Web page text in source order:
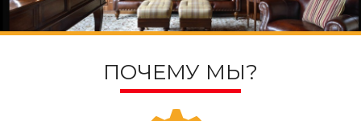
ПОЧЕМУ МЫ?